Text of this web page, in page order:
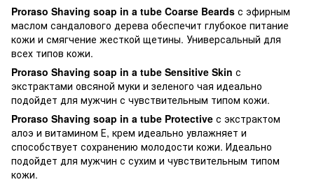
Proraso Shaving soap in a tube Coarse Beards с эфирным
маслом сандалового дерева обеспечит глубокое питание
кожи и смягчение жесткой щетины. Универсальный для
всех типов кожи.
Proraso Shaving soap in a tube Sensitive Skin с
экстрактами овсяной муки и зеленого чая идеально
подойдет для мужчин с чувствительным типом кожи.
Proraso Shaving soap in a tube Protective с экстрактом
алоэ и витамином Е, крем идеально увлажняет и
способствует сохранению молодости кожи. Идеально
подойдет для мужчин с сухим и чувствительным типом
кожи.